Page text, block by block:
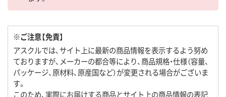
※ご注意【免責】
アスクルでは、サイト上に最新の商品情報を表示するよう努め
ておりますが、メーカーの都合等により、商品規格・仕様（容量、
パッケージ、原材料、原産国など）が変更される場合がございま
す。
このため、実際にお届けする商品とサイト上の商品情報の表記